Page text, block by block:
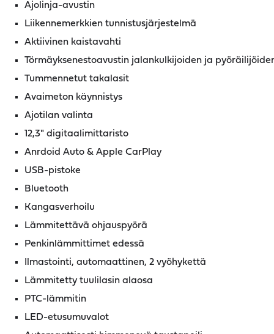
Ajolinja-avustin
Liikennemerkkien tunnistusjärjestelmä
Aktiivinen kaistavahti
Törmäyksenestoavustin jalankulkijoiden ja
Tummennetut takalasit
Avaimeton käynnistys
Ajotilan valinta
12,3" digitaalimittaristo
Anrdoid Auto & Apple CarPlay
USB-pistoke
Bluetooth
Kangasverhoilu
Lämmitettävä ohjauspyörä
Penkinlämmittimet edessä
Ilmastointi, automaattinen, 2 vyöhykettä
Lämmitetty tuulilasin alaosa
PTC-lämmitin
LED-etusumuvalot